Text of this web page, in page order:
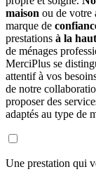
maison ou de votre
marque de
prestations à la
de ménages
MerciPlus se
attentif à vos
de notre
proposer des
adaptés au type de
Une prestation qui